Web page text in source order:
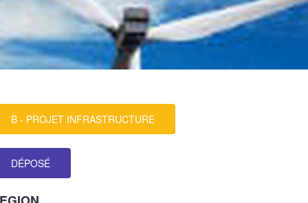
B - PROJET INFRASTRUCTURE
DÉPOSÉ